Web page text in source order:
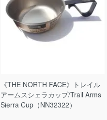
《THE NORTH FACE》トレイル
アームスシェラカップ/Trail Arms
Sierra Cup（NN32322）